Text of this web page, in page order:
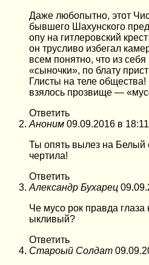
Даже любопытно, этот
бывшего Шахунского
опу на гитлеровский
он трусливо избегал
всем понятно, что из
«сыночки», по блату
Глисты на теле общества!
взялось прозвище —
Ответить
Аноним 09.09.2016 в 18:11
Ты опять вылез на Белый
чертила!
Ответить
Александр Бухарец
Че мусо рок правда
ыкливый?
Ответить
Староый Солдат